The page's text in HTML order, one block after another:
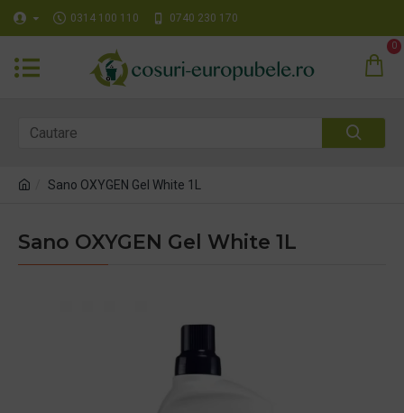
0314 100 110 0740 230 170
0
Sano OXYGEN Gel White 1L
Sano OXYGEN Gel White 1L